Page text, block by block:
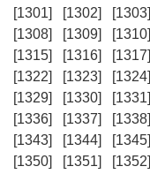
[1301]
[1302] [1303]
[1308]
[1309] [1310]
[1315]
[1316] [1317]
[1322]
[1323] [1324]
[1329]
[1330] [1331]
[1336]
[1337] [1338]
[1343]
[1344] [1345]
[1350]
[1351] [1352]